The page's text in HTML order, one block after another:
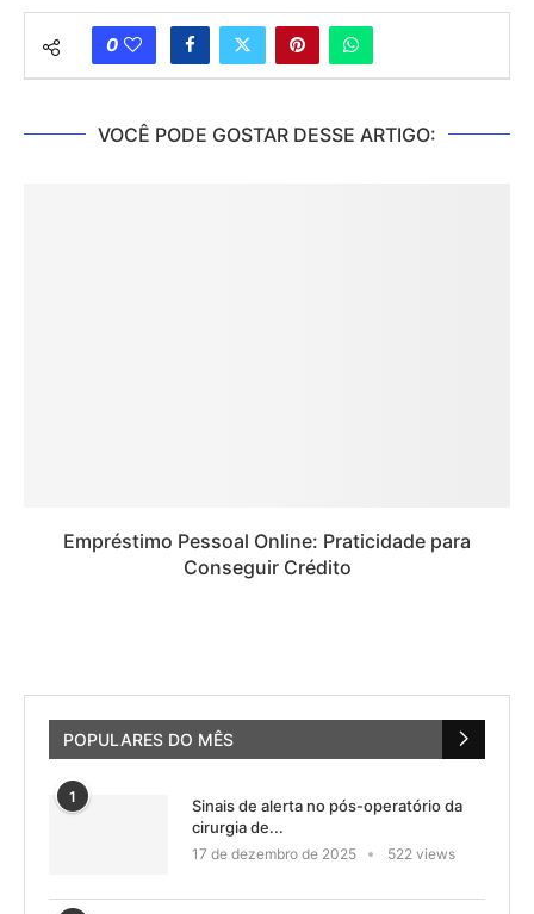
0
VOCÊ PODE GOSTAR DESSE ARTIGO:
Empréstimo Pessoal Online: Praticidade para
Conseguir Crédito
POPULARES DO MÊS
1
Sinais de alerta no pós-operatório da
cirurgia de...
17 de dezembro de 2025 522 views